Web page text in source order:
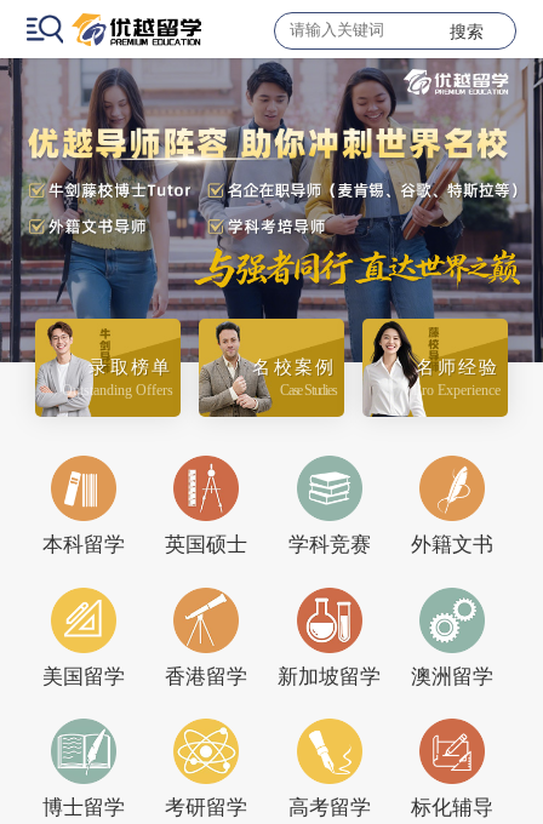
搜索
录取榜单
Outstanding Offers
名校案例
Case Studies
名师经验
Pro Experience
本科留学 英国硕士 学科竞赛 外籍文书
美国留学 香港留学 新加坡留学 澳洲留学
博士留学 考研留学 高考留学 标化辅导